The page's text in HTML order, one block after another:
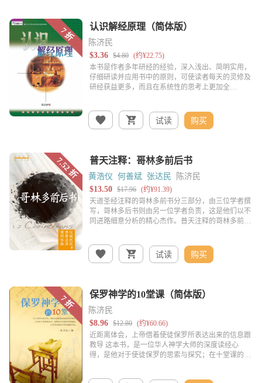
陈济民
试读 购买
黄浩仪 何善斌 张达民 陈济民
试读 购买
陈济民